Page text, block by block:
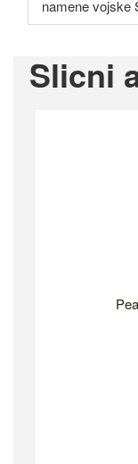
namene vojske
Slicni